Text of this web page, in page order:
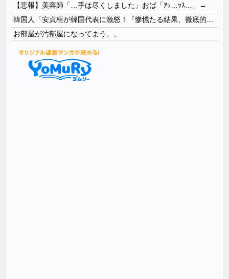
【悲報】美容師「…手は尽くしました」おば「ｱｯ…ｯｽ…」→
お部屋が汚部屋になってまう、、